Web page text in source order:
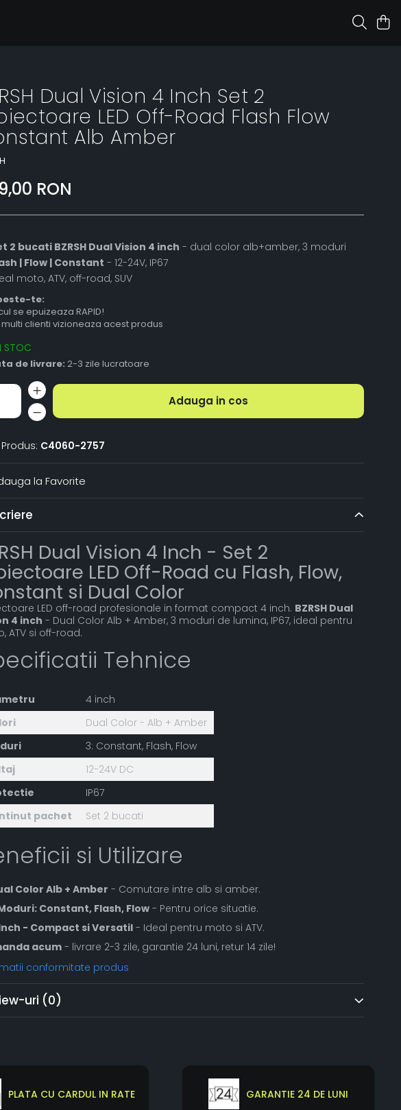
Dual Vision 4 Inch Set 2
LED Off-Road Flash Flow
Alb Amber
RON
2 bucati BZRSH Dual Vision 4 inch - dual color alb+amber, 3 moduri
| Flow | Constant - 12-24V, IP67
moto, ATV, off-road, SUV
te:
se epuizeaza RAPID!
multi clienti vizioneaza acest produs
STOC
de livrare: 2-3 zile lucratoare
Adauga in cos
C4060-2757
la Favorite
Dual Vision 4 Inch - Set 2
LED Off-Road cu Flash, Flow,
si Dual Color
LED off-road profesionale in format compact 4 inch. BZRSH Dual
4 inch - Dual Color Alb + Amber, 3 moduri de lumina, IP67, ideal pentru
ATV si off-road.
Tehnice
4 inch
Dual Color - Alb + Amber
3: Constant, Flash, Flow
12-24V DC
IP67
pachet
Set 2 bucati
si Utilizare
Color Alb + Amber - Comutare intre alb si amber.
Constant, Flash, Flow- Pentru orice situatie.
- Compact si Versatil- Ideal pentru moto si ATV.
acum- livrare 2-3 zile, garantie 24 luni, retur 14 zile!
conformitate produs
uri (0)
PLATA CU CARDUL IN RATE GARANTIE 24 DE LUNI